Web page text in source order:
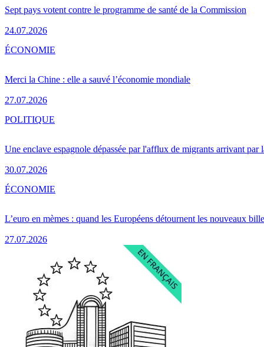
Sept pays votent contre le programme de santé de la Commission
24.07.2026
Merci la Chine : elle a sauvé l’économie mondiale
27.07.2026
ÉCONOMIE
Une enclave espagnole dépassée par l'afflux de migrants arrivant par
30.07.2026
POLITIQUE
L’euro en mèmes : quand les Européens détournent les nouveaux
27.07.2026
ÉCONOMIE